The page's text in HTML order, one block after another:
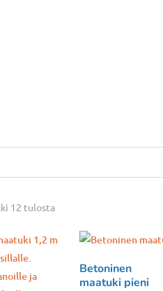
12 tulosta
Betoninen
maatuki pieni